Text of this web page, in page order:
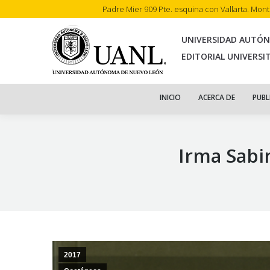
Padre Mier 909 Pte. esquina con Vallarta.
UNIVERSIDAD
EDITORIAL
INICIO ACERCA DE
Irma
2017